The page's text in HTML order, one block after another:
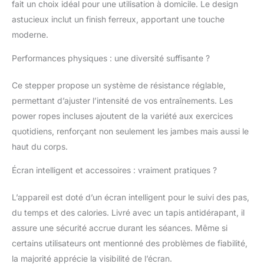
stabilité et une longue
d'utilisateurs qui
entraînement de
stepper fitness sûr et
fiable. 【Design peu
】grâce à sa taille
facilement à n'importe
pièce. Il ne nécessite
qu'un espace de 0,23
m², ce qui en fait un
idéal pour les petits
espaces. 【Résistance
fait un choix idéal pour une utilisation à domicile. Le design
astucieux inclut un finish ferreux, apportant une touche
moderne.
Performances physiques : une diversité suffisante ?
Ce stepper propose un système de résistance réglable,
permettant d’ajuster l’intensité de vos entraînements. Les
power ropes incluses ajoutent de la variété aux exercices
quotidiens, renforçant non seulement les jambes mais aussi le
haut du corps.
Écran intelligent et accessoires : vraiment pratiques ?
L’appareil est doté d’un écran intelligent pour le suivi des pas,
du temps et des calories. Livré avec un tapis antidérapant, il
assure une sécurité accrue durant les séances. Même si
certains utilisateurs ont mentionné des problèmes de fiabilité,
la majorité apprécie la visibilité de l’écran.